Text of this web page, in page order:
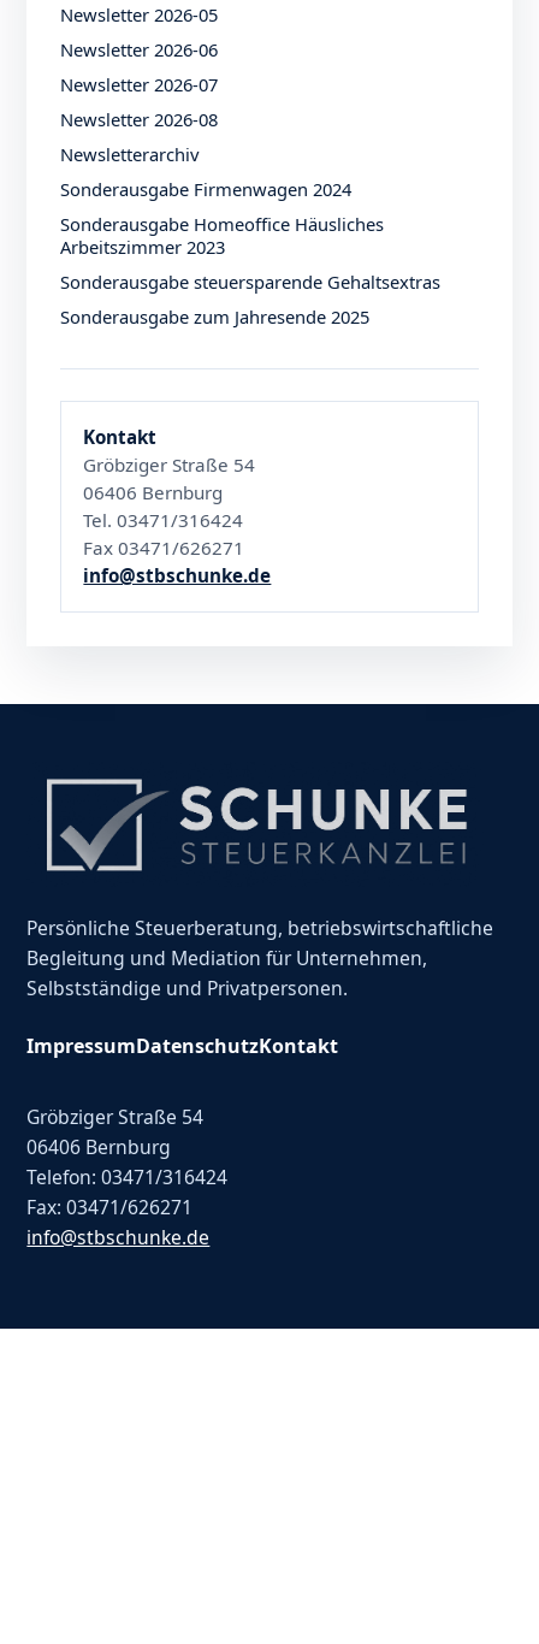
Newsletter 2026-05
Newsletter 2026-06
Newsletter 2026-07
Newsletter 2026-08
Newsletterarchiv
Sonderausgabe Firmenwagen 2024
Sonderausgabe Homeoffice Häusliches
Arbeitszimmer 2023
Sonderausgabe steuersparende Gehaltsextras
Sonderausgabe zum Jahresende 2025
Kontakt
Gröbziger Straße 54
06406 Bernburg
Tel. 03471/316424
Fax 03471/626271
info@stbschunke.de
Persönliche Steuerberatung, betriebswirtschaftliche
Begleitung und Mediation für Unternehmen,
Selbstständige und Privatpersonen.
ImpressumDatenschutzKontakt
Gröbziger Straße 54
06406 Bernburg
Telefon: 03471/316424
Fax: 03471/626271
info@stbschunke.de